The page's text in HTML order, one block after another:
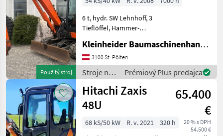
Rhinoceros
Zobraziť
všetkých
37
MARKETPLACE
Marketplace
Ponuky
predajcov
Drobné
inzeráty
Použitý stroj
6 t, hydr. SW Lehnhoff, 3
Tieflöffel, Hammer-
stavbu mini bager
Kleinheider Baumaschinenhandel GmbH.
3100 St. Pölten
Stroje na
stavbu /
Hitachi
Prémiový Plus predajca
Hitachi Zaxis
48U
65.400
€
20 % s DPH
54.500 €
68 kS/50 kW R. v. 2021
320 h